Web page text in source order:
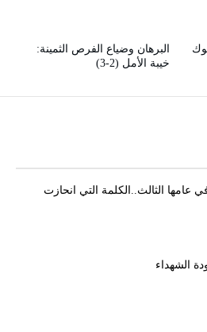
البرهان وضياع الفرص الثمينة:
خيبة الأمل (2-3)
عامها الثالث..الكلمة التي انحازت
الشهداء